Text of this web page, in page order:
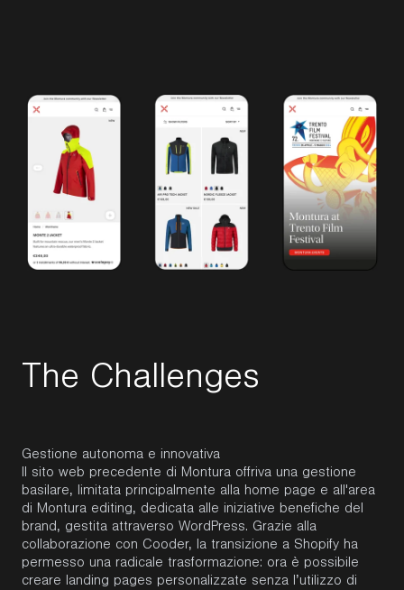
T he Challenges
Gestione autonoma e innovativa
Il sito web precedente di Montura offriva una gestione
basilare, limitata principalmente alla home page e all'area
di Montura editing, dedicata alle iniziative benefiche del
brand, gestita attraverso WordPress. Grazie alla
collaborazione con Cooder, la transizione a Shopify ha
permesso una radicale trasformazione: ora è possibile
creare landing pages personalizzate senza l’utilizzo di